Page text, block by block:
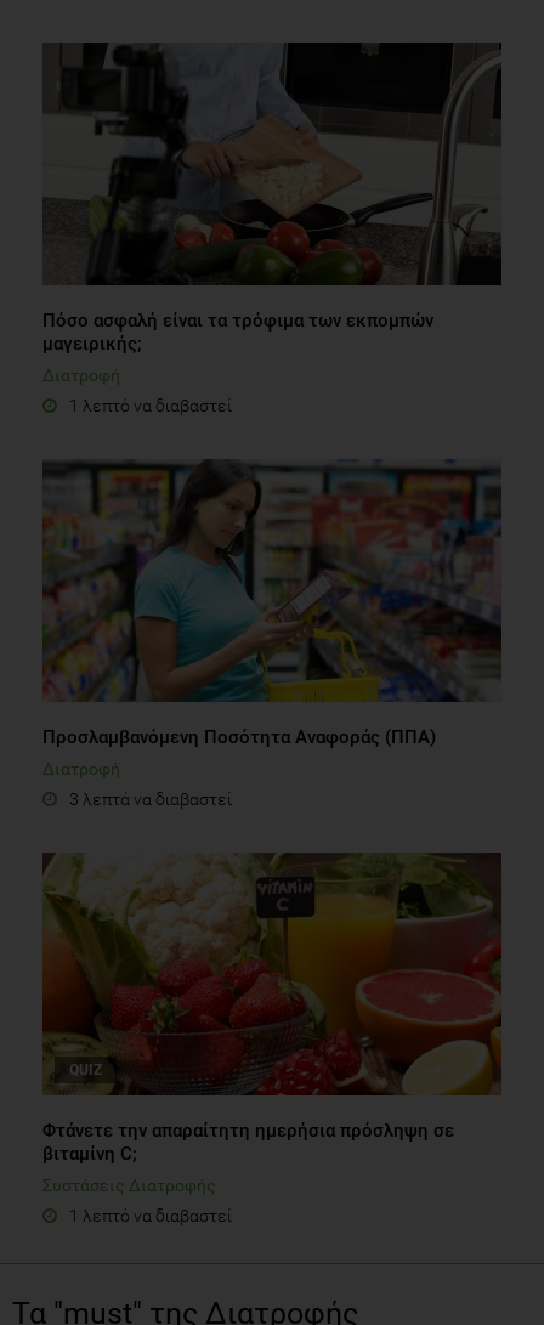
Πόσο ασφαλή είναι τα τρόφιμα των εκπομπών
μαγειρικής;
Διατροφή
1 λεπτό να διαβαστεί
Προσλαμβανόμενη Ποσότητα Αναφοράς (ΠΠΑ)
Διατροφή
3 λεπτά να διαβαστεί
QUIZ
Φτάνετε την απαραίτητη ημερήσια πρόσληψη σε
βιταμίνη C;
Συστάσεις Διατροφής
1 λεπτό να διαβαστεί
Τα "must" της Διατροφής